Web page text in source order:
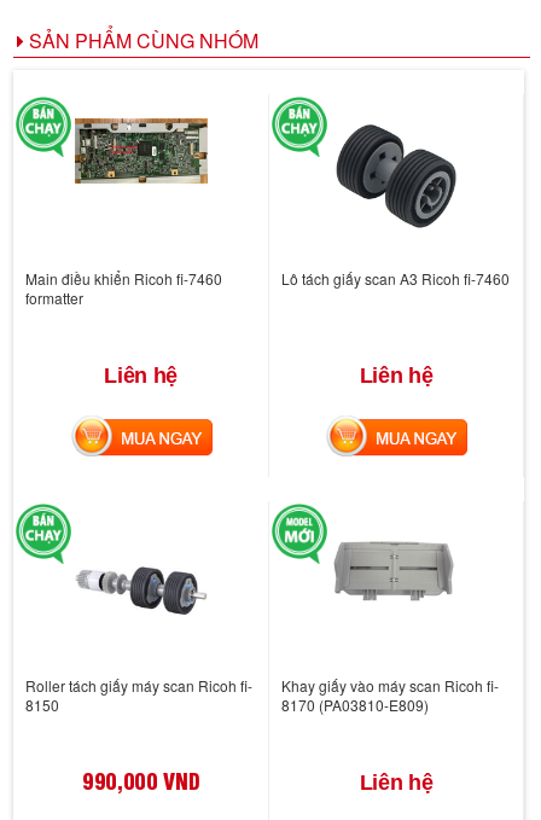
SẢN PHẨM CÙNG NHÓM
Main điều khiển Ricoh fi-7460
formatter
Liên hệ
MUA NGAY
Lô tách giấy scan A3 Ricoh fi-7460
Liên hệ
MUA NGAY
Roller tách giấy máy scan Ricoh fi-
8150
990,000 VND
Khay giấy vào máy scan Ricoh fi-
8170 (PA03810-E809)
Liên hệ